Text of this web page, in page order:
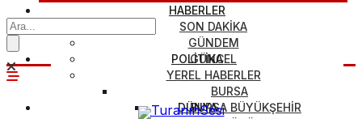
HABERLER
SON DAKİKA
GÜNDEM
GÜNCEL
YEREL HABERLER
BURSA
BURSA BÜYÜKŞEHİR
POLİTİKA
DÜNYA